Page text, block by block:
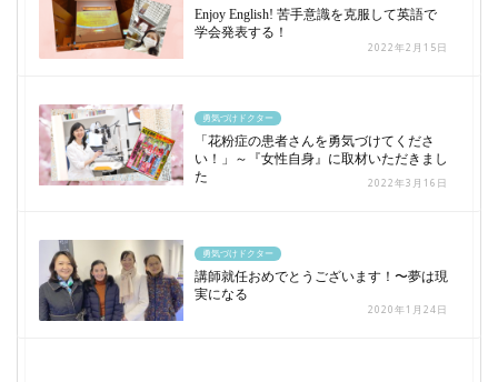
Enjoy English! 苦手意識を克服して英語で
学会発表する！
2022年2月15日
勇気づけドクター
「花粉症の患者さんを勇気づけてくださ
い！」～『女性自身』に取材いただきまし
た
2022年3月16日
勇気づけドクター
講師就任おめでとうございます！〜夢は現
実になる
2020年1月24日